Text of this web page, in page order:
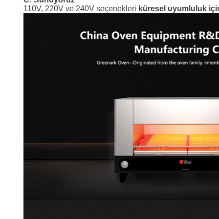
110V, 220V ve 240V seçenekleri küresel uyumluluk